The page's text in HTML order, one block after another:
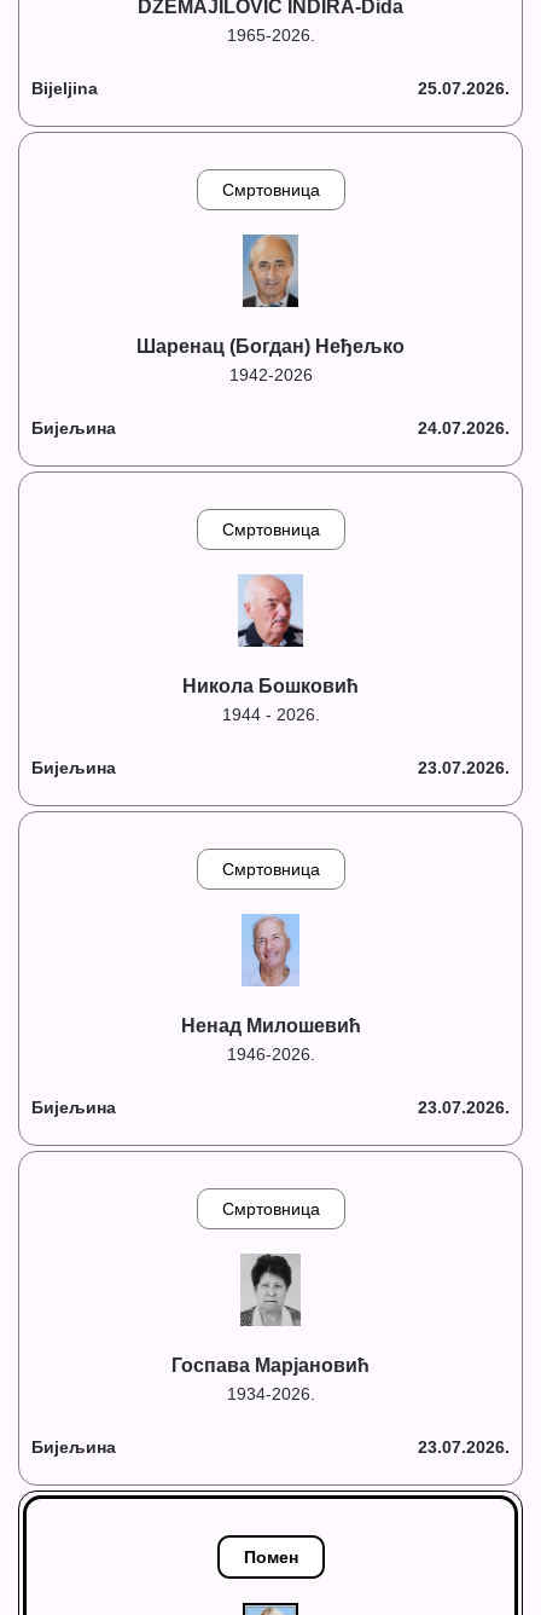
DŽEMAJILOVIĆ INDIRA-Dida
1965-2026.
Bijeljina 25.07.2026.
Смртовница
Шаренац (Богдан) Неђељко
1942-2026
Бијељина 24.07.2026.
Смртовница
Никола Бошковић
1944 - 2026.
Бијељина 23.07.2026.
Смртовница
Ненад Милошевић
1946-2026.
Бијељина 23.07.2026.
Смртовница
Госпава Марјановић
1934-2026.
Бијељина 23.07.2026.
Помен